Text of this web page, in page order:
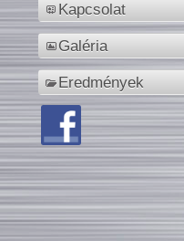
Kapcsolat
Galéria
Eredmények